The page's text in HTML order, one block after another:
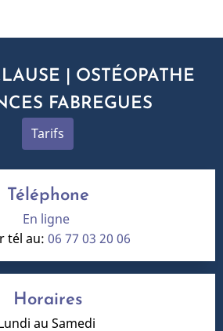
| OSTÉOPATHE
FABREGUES
Tarifs
Téléphone
En ligne
tél au: 06 77 03 20 06
Horaires
au Samedi